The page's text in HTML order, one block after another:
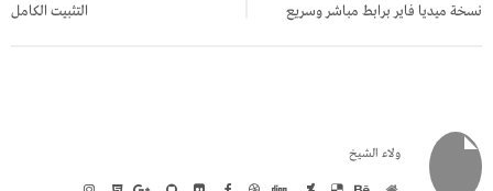
نسخة ميديا فاير برابط مباشر وسريع
التثبيت الكامل
ولاء الشيخ